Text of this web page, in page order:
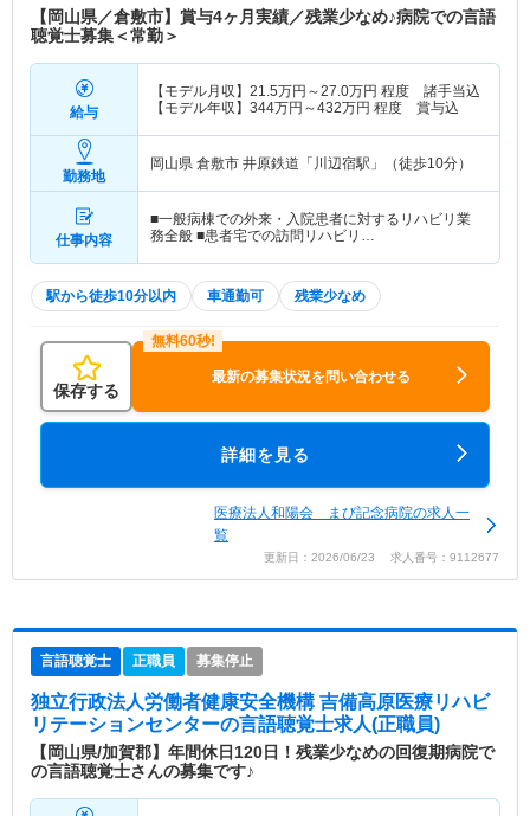
【岡山県／倉敷市】賞与4ヶ月実績／残業少なめ♪病院での言語
聴覚士募集＜常勤＞
給与
【モデル月収】 21.5万円～27.0万円 程度 諸手当込
【モデル年収】 344万円～432万円 程度 賞与込
勤務地
岡山県 倉敷市 井原鉄道「川辺宿駅」（徒歩10分）
仕事内容
■一般病棟での外来・入院患者に対するリハビリ業
務全般 ■患者宅での訪問リハビリ…
駅から徒歩10分以内 車通勤可 残業少なめ
保存する
最新の募集状況を問い合わせる
詳細を見る
医療法人和陽会 まび記念病院の求人一
覧
更新日：2026/06/23 求人番号：9112677
言語聴覚士 正職員 募集停止
独立行政法人労働者健康安全機構 吉備高原医療リハビ
リテーションセンターの言語聴覚士求人(正職員)
【岡山県/加賀郡】年間休日120日！残業少なめの回復期病院で
の言語聴覚士さんの募集です♪